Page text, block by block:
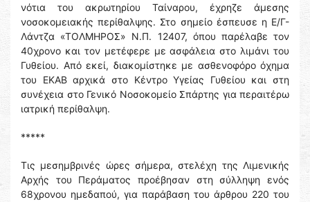
νότια του ακρωτηρίου Ταίναρου, έχρηζε άμεσης
νοσοκομειακής περίθαλψης. Στο σημείο έσπευσε η Ε/Γ-
Λάντζα «ΤΟΛΜΗΡΟΣ» Ν.Π. 12407, όπου παρέλαβε τον
40χρονο και τον μετέφερε με ασφάλεια στο λιμάνι του
Γυθείου. Από εκεί, διακομίστηκε με ασθενοφόρο όχημα
του ΕΚΑΒ αρχικά στο Κέντρο Υγείας Γυθείου και στη
συνέχεια στο Γενικό Νοσοκομείο Σπάρτης για περαιτέρω
ιατρική περίθαλψη.
*****
Τις μεσημβρινές ώρες σήμερα, στελέχη της Λιμενικής
Αρχής του Περάματος προέβησαν στη σύλληψη ενός
68χρονου ημεδαπού, για παράβαση του άρθρου 220 του